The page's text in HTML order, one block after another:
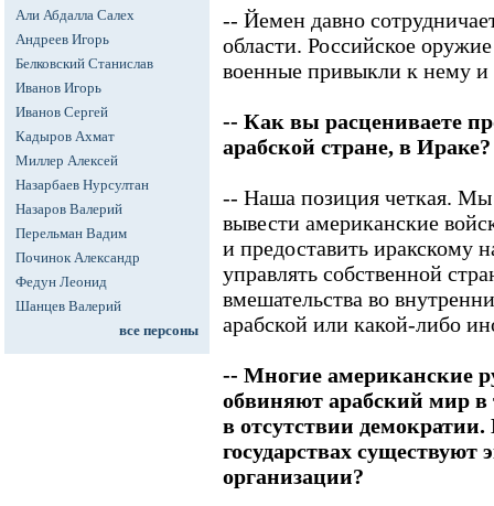
Али Абдалла Салех
Андреев Игорь
Белковский Станислав
Иванов Игорь
Иванов Сергей
Кадыров Ахмат
Миллер Алексей
Назарбаев Нурсултан
Назаров Валерий
Перельман Вадим
Починок Александр
Федун Леонид
Шанцев Валерий
все персоны
-- Йемен давно
области. Российское
военные привыкли к нему
-- Как вы расцениваете
арабской стране, в Ираке?
-- Наша позиция четкая. Мы
вывести американские
и предоставить иракскому
управлять собственной
вмешательства во
арабской или какой-либо
-- Многие американские
обвиняют арабский мир в
в отсутствии
государствах существуют
организации?